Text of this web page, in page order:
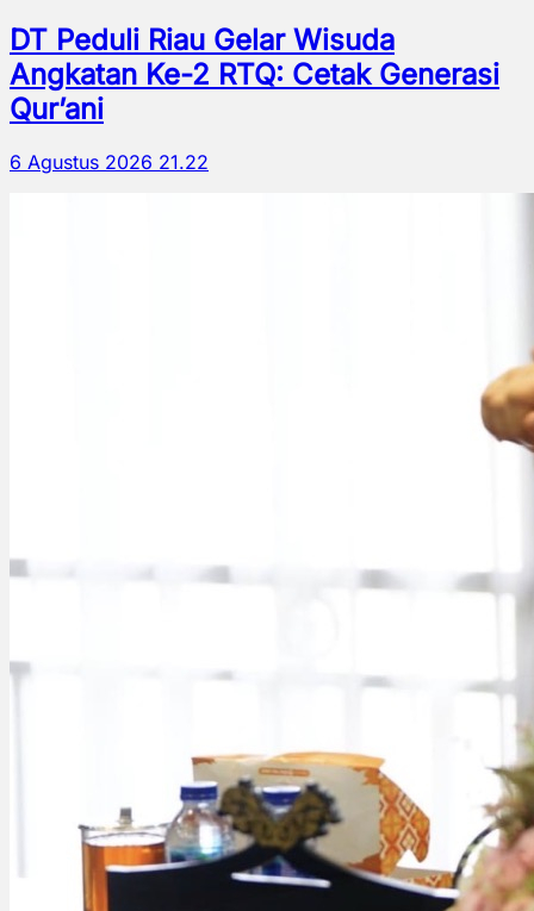
DT Peduli Riau Gelar Wisuda
Angkatan Ke-2 RTQ: Cetak Generasi
Qur’ani
6 Agustus 2026 21.22